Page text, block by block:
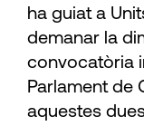
ha guiat a
demanar la
convocatòria
Parlament de
aquestes